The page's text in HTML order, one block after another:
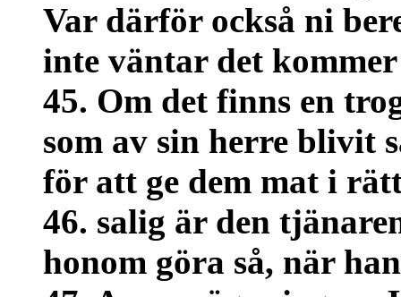
Var därför också ni
inte väntar det
45. Om det finns en
som av sin herre blivit
för att ge dem mat i
46. salig är den
honom göra så, när